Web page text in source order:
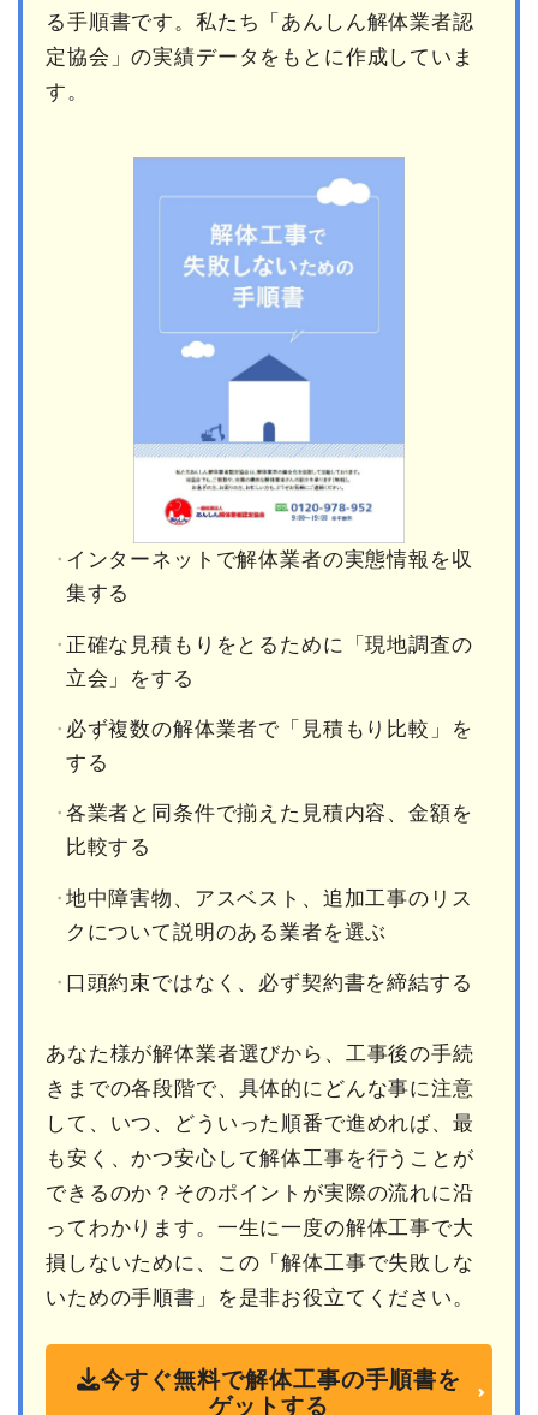
る手順書です。私たち「あんしん解体業者認
定協会」の実績データをもとに作成していま
す。
インターネットで解体業者の実態情報を収
集する
正確な見積もりをとるために「現地調査の
立会」をする
必ず複数の解体業者で「見積もり比較」を
する
各業者と同条件で揃えた見積内容、金額を
比較する
地中障害物、アスベスト、追加工事のリス
クについて説明のある業者を選ぶ
口頭約束ではなく、必ず契約書を締結する
あなた様が解体業者選びから、工事後の手続
きまでの各段階で、具体的にどんな事に注意
して、いつ、どういった順番で進めれば、最
も安く、かつ安心して解体工事を行うことが
できるのか？そのポイントが実際の流れに沿
ってわかります。一生に一度の解体工事で大
損しないために、この「解体工事で失敗しな
いための手順書」を是非お役立てください。
今すぐ無料で解体工事の手順書を
ゲットする